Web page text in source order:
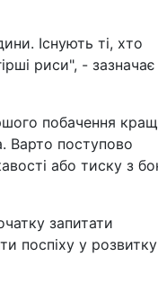
Існують ті, хто
риси", - зазначає
побачення
Варто поступово
або тиску з
запитати
поспіху у розвитку